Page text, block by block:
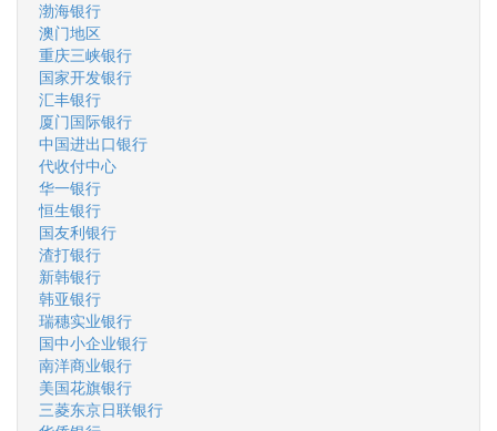
渤海银行
澳门地区
重庆三峡银行
国家开发银行
汇丰银行
厦门国际银行
中国进出口银行
代收付中心
华一银行
恒生银行
国友利银行
渣打银行
新韩银行
韩亚银行
瑞穗实业银行
国中小企业银行
南洋商业银行
美国花旗银行
三菱东京日联银行